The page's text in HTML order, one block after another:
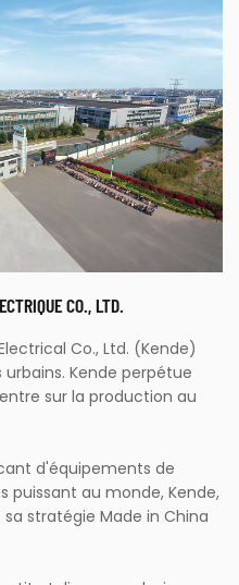
CO., LTD.
Co., Ltd. (Kende)
Kende perpétue
sur la production au
d'équipements de
puissant au monde, Kende,
stratégie Made in China